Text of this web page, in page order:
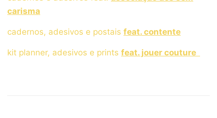
carisma
cadernos, adesivos e postais feat. contente
kit planner, adesivos e prints feat. jouer couture